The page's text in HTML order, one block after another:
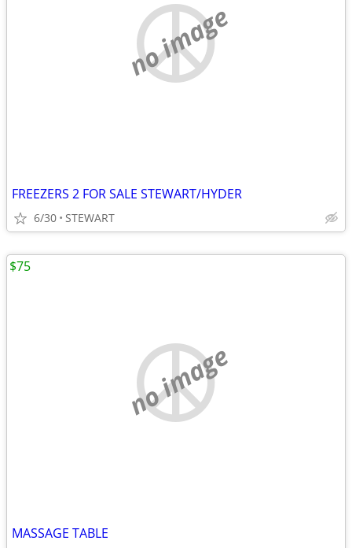
no image
FREEZERS 2 FOR SALE STEWART/HYDER
6/30 STEWART
no image
MASSAGE TABLE
$75